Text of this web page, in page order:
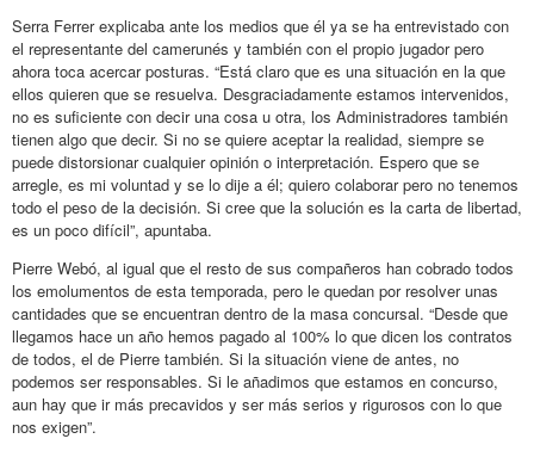
Serra Ferrer explicaba ante los medios que él ya se ha entrevistado con
el representante del camerunés y también con el propio jugador pero
ahora toca acercar posturas. “Está claro que es una situación en la que
ellos quieren que se resuelva. Desgraciadamente estamos intervenidos,
no es suficiente con decir una cosa u otra, los Administradores también
tienen algo que decir. Si no se quiere aceptar la realidad, siempre se
puede distorsionar cualquier opinión o interpretación. Espero que se
arregle, es mi voluntad y se lo dije a él; quiero colaborar pero no tenemos
todo el peso de la decisión. Si cree que la solución es la carta de libertad,
es un poco difícil”, apuntaba.
Pierre Webó, al igual que el resto de sus compañeros han cobrado todos
los emolumentos de esta temporada, pero le quedan por resolver unas
cantidades que se encuentran dentro de la masa concursal. “Desde que
llegamos hace un año hemos pagado al 100% lo que dicen los contratos
de todos, el de Pierre también. Si la situación viene de antes, no
podemos ser responsables. Si le añadimos que estamos en concurso,
aun hay que ir más precavidos y ser más serios y rigurosos con lo que
nos exigen”.